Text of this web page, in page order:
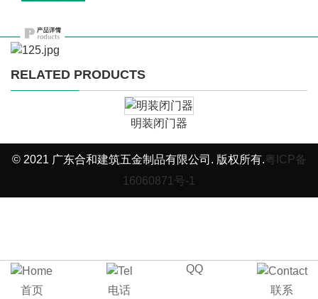
RELATED PRODUCTS
明装闭门器
© 2021 广东合和建筑五金制品有限公司. 版权所有.粤ICP备
16060871号-1
首页 电话
QQ
联系